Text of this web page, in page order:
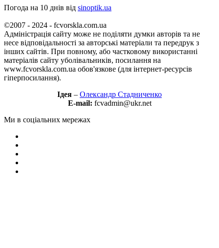
Погода на 10 днів від sinoptik.ua
©2007 - 2024 - fcvorskla.com.ua
Адміністрація сайту може не поділяти думки авторів та не
несе відповідальності за авторські матеріали та передрук з
інших сайтів. При повному, або частковому використанні
матеріалів сайту уболівальників, посилання на
www.fcvorskla.com.ua обов'язкове (для інтернет-ресурсів
гіперпосилання).
Ідея – Олександр Стадниченко
E-mail: fcvadmin@ukr.net
Ми в соціальних мережах